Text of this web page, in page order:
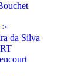
>
da Silva